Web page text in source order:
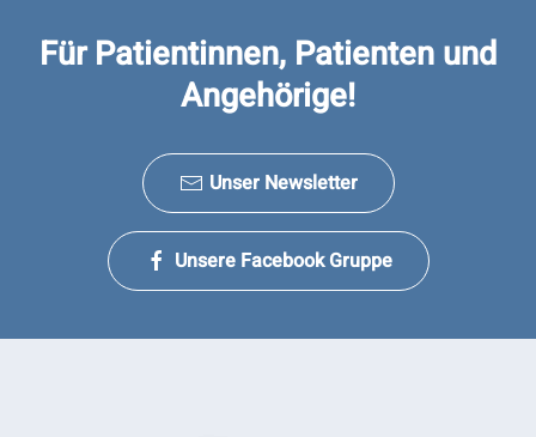
Für Patientinnen, Patienten und
Angehörige!
Unser Newsletter
Unsere Facebook Gruppe